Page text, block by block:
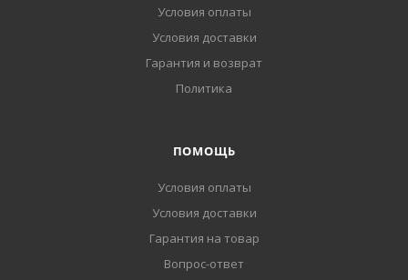
Условия оплаты
Условия доставки
Гарантия и возврат
Политика
ПОМОЩЬ
Условия оплаты
Условия доставки
Гарантия на товар
Вопрос-ответ